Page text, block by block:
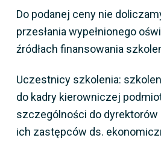
Do podanej ceny nie
przesłania wypełnionego
źródłach finansowania
Uczestnicy szkolenia:
do kadry kierowniczej
szczególności do dyrektorów
ich zastępców ds.